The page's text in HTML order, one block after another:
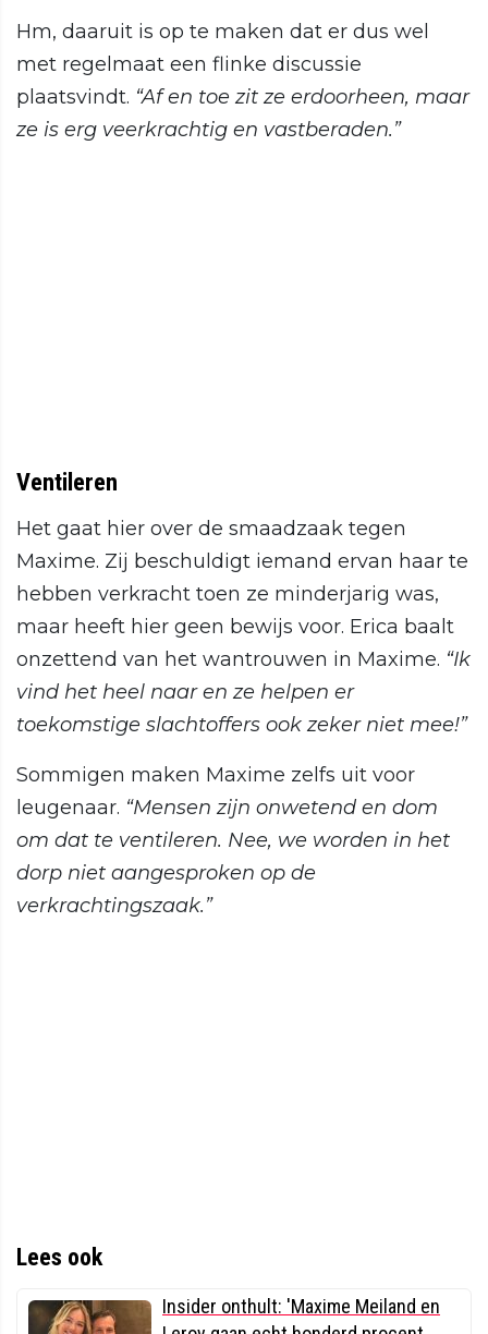
Hm, daaruit is op te maken dat er dus wel
met regelmaat een flinke discussie
plaatsvindt. “Af en toe zit ze erdoorheen, maar
ze is erg veerkrachtig en vastberaden.”
Ventileren
Het gaat hier over de smaadzaak tegen
Maxime. Zij beschuldigt iemand ervan haar te
hebben verkracht toen ze minderjarig was,
maar heeft hier geen bewijs voor. Erica baalt
onzettend van het wantrouwen in Maxime. “Ik
vind het heel naar en ze helpen er
toekomstige slachtoffers ook zeker niet mee!”
Sommigen maken Maxime zelfs uit voor
leugenaar. “Mensen zijn onwetend en dom
om dat te ventileren. Nee, we worden in het
dorp niet aangesproken op de
verkrachtingszaak.”
Lees ook
Insider onthult: 'Maxime Meiland en